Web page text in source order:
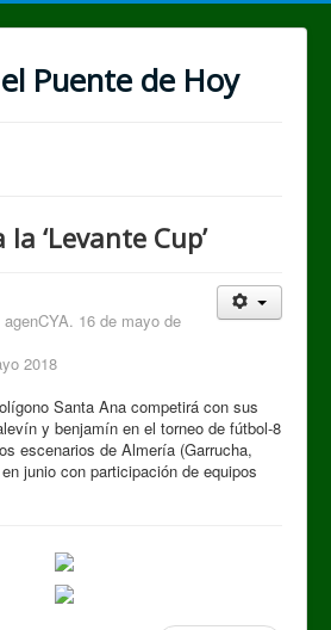
Puente de Hoy
‘Levante Cup’
16 de mayo de
2018
Santa Ana competirá con sus
y benjamín en el torneo de fútbol-8
escenarios de Almería (Garrucha,
junio con participación de equipos